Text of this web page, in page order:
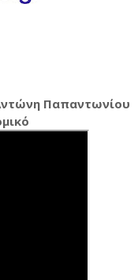
Παπαντωνίου